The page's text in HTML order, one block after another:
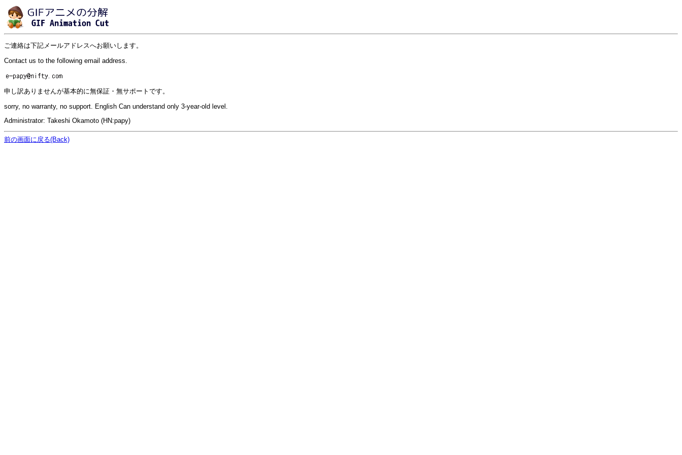
ご連絡は下記メールアドレスへお願いします。
Contact us to the following email address.
申し訳ありませんが基本的に無保証・無サポートです。
sorry, no warranty, no support. English Can understand only 3-year-old level.
Administrator: Takeshi Okamoto (HN:papy)
前の画面に戻る(Back)